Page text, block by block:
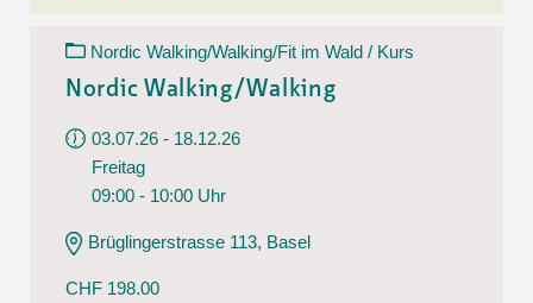
Nordic Walking/Walking/Fit im Wald / Kurs
Nordic Walking/Walking
03.07.26 - 18.12.26
Freitag
09:00 - 10:00 Uhr
Brüglingerstrasse 113, Basel
CHF 198.00